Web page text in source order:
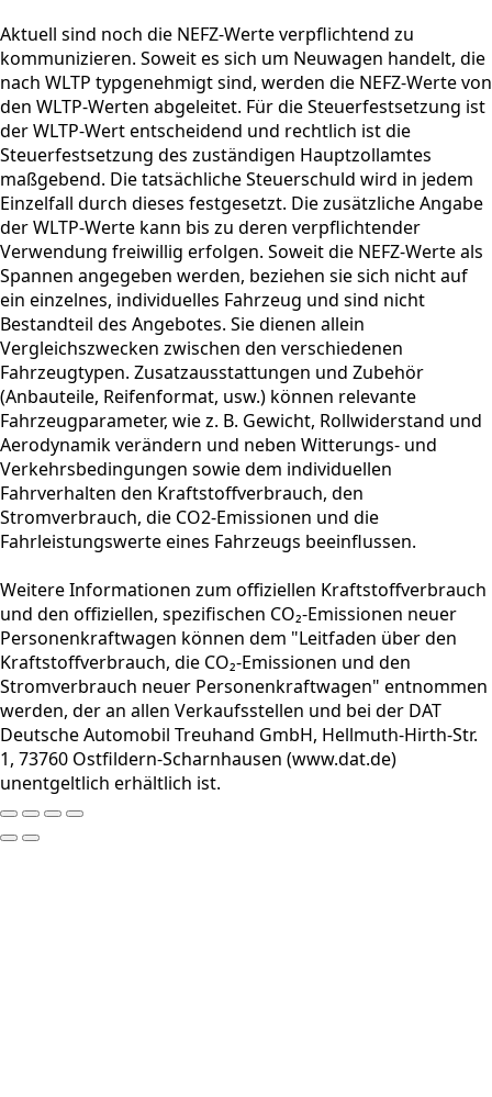
Aktuell sind noch die NEFZ-Werte verpflichtend zu
kommunizieren. Soweit es sich um Neuwagen handelt, die
nach WLTP typgenehmigt sind, werden die NEFZ-Werte von
den WLTP-Werten abgeleitet. Für die Steuerfestsetzung ist
der WLTP-Wert entscheidend und rechtlich ist die
Steuerfestsetzung des zuständigen Hauptzollamtes
maßgebend. Die tatsächliche Steuerschuld wird in jedem
Einzelfall durch dieses festgesetzt. Die zusätzliche Angabe
der WLTP-Werte kann bis zu deren verpflichtender
Verwendung freiwillig erfolgen. Soweit die NEFZ-Werte als
Spannen angegeben werden, beziehen sie sich nicht auf
ein einzelnes, individuelles Fahrzeug und sind nicht
Bestandteil des Angebotes. Sie dienen allein
Vergleichszwecken zwischen den verschiedenen
Fahrzeugtypen. Zusatzausstattungen und Zubehör
(Anbauteile, Reifenformat, usw.) können relevante
Fahrzeugparameter, wie z. B. Gewicht, Rollwiderstand und
Aerodynamik verändern und neben Witterungs- und
Verkehrsbedingungen sowie dem individuellen
Fahrverhalten den Kraftstoffverbrauch, den
Stromverbrauch, die CO2-Emissionen und die
Fahrleistungswerte eines Fahrzeugs beeinflussen.
Weitere Informationen zum offiziellen Kraftstoffverbrauch
und den offiziellen, spezifischen CO₂-Emissionen neuer
Personenkraftwagen können dem "Leitfaden über den
Kraftstoffverbrauch, die CO₂-Emissionen und den
Stromverbrauch neuer Personenkraftwagen" entnommen
werden, der an allen Verkaufsstellen und bei der DAT
Deutsche Automobil Treuhand GmbH, Hellmuth-Hirth-Str.
1, 73760 Ostfildern-Scharnhausen (www.dat.de)
unentgeltlich erhältlich ist.